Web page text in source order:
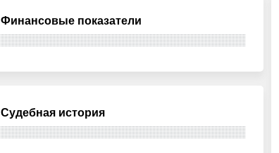
Финансовые показатели
Судебная история